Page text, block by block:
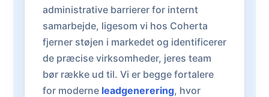
administrative barrierer for internt
samarbejde, ligesom vi hos Coherta
fjerner støjen i markedet og identificerer
de præcise virksomheder, jeres team
bør række ud til. Vi er begge fortalere
for moderne leadgenerering, hvor